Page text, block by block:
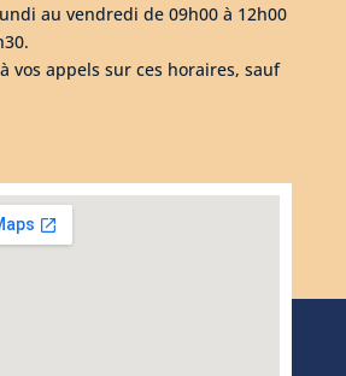
au vendredi de 09h00 à 12h00
vos appels sur ces horaires, sauf